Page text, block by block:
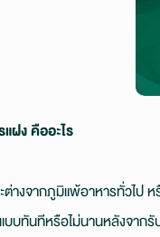
ฝง คืออะไร
างจากภูมิแพ้อาหารทั่วไป
บทันทีหรือไม่นานหลังจาก